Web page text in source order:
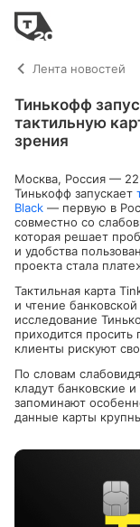
Лента новостей
Тинькофф
тактильную
зрения
Москва, Россия —
Тинькофф запускает
Black — первую в
совместно со
которая решает
и удобства
проекта стала
Тактильная карта
и чтение
исследование
приходится просить
клиенты рискуют
По словам
кладут банковские
запоминают
данные карты